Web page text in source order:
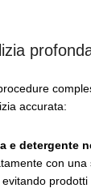
accurata:
e detergente
con una
prodotti